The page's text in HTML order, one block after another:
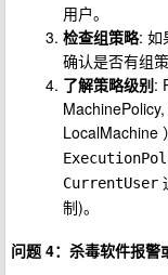
用户。
检查组策略: 如
确认是否有组
了解策略级别:
LocalMachine
CurrentUser
制)。
问题 4：杀毒软件报警